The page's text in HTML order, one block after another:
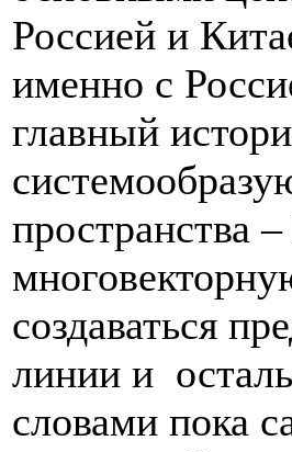
Россией и
именно с
главный
пространства
создаваться
линии и
словами пока